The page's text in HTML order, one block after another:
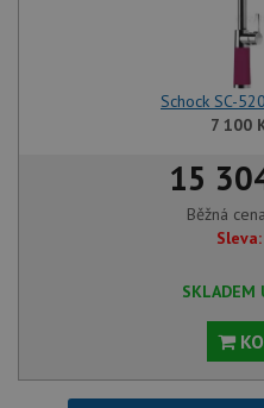
Schock SC-
7 100
15
Běžná
Sleva:
SKLADEM